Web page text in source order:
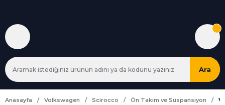
Ara
Anasayfa Volkswagen Scirocco Ön Takım ve Süspansiyon